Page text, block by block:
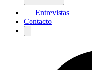
Entrevistas
Contacto